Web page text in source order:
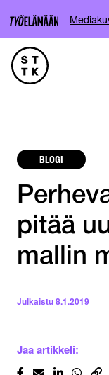
BLOGI
pitää
mallin
Julkaistu8.1.2019
Jaa artikkeli: